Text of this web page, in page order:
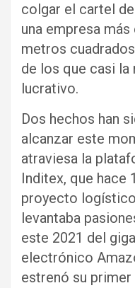
colgar el cartel
una empresa
metros
de los que casi la
lucrativo.
Dos hechos han
alcanzar este
atraviesa la
Inditex, que hace
proyecto
levantaba
este 2021 del
electrónico
estrenó su